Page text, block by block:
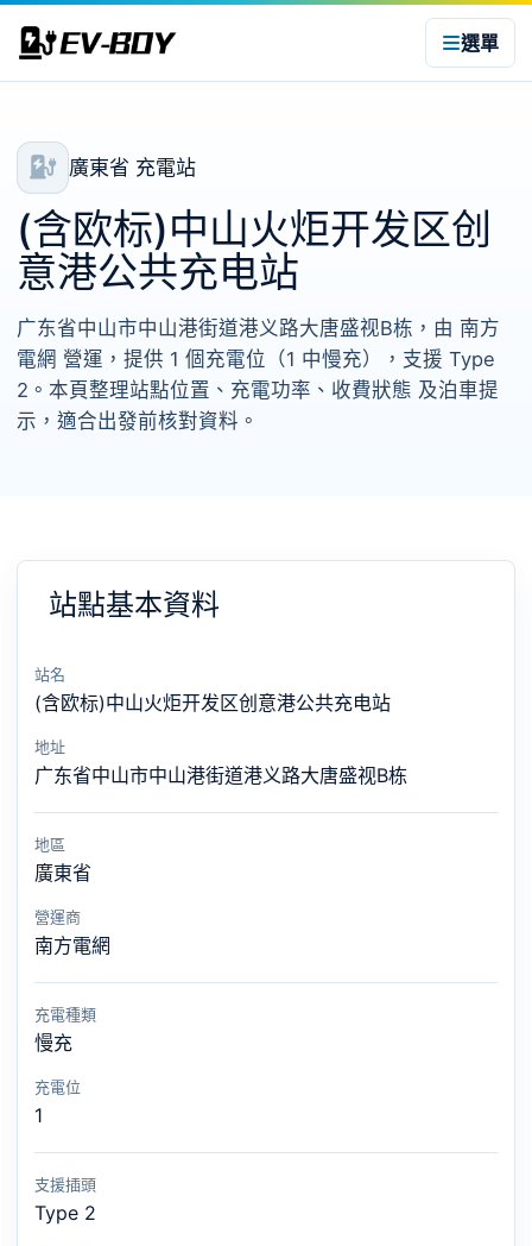
選單
廣東省 充電站
(含欧标)中山火炬开发区创
意港公共充电站
广东省中山市中山港街道港义路大唐盛视B栋，由 南方
電網 營運，提供 1 個充電位（1 中慢充），支援 Type
2。本頁整理站點位置、充電功率、收費狀態 及泊車提
示，適合出發前核對資料。
站點基本資料
站名
(含欧标)中山火炬开发区创意港公共充电站
地址
广东省中山市中山港街道港义路大唐盛视B栋
地區
廣東省
營運商
南方電網
充電種類
慢充
充電位
1
支援插頭
Type 2